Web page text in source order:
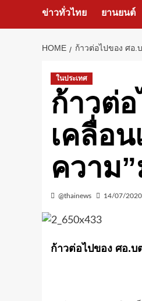
ข่าวทั่วไทย ยานยนต์
HOME ก้าวต่อไปของ ศอ.
ในประเทศ
ก้าวต่
เคลื่อ
ความ
@thainews 14/07/2020
ก้าวต่อไปของ ศอ.